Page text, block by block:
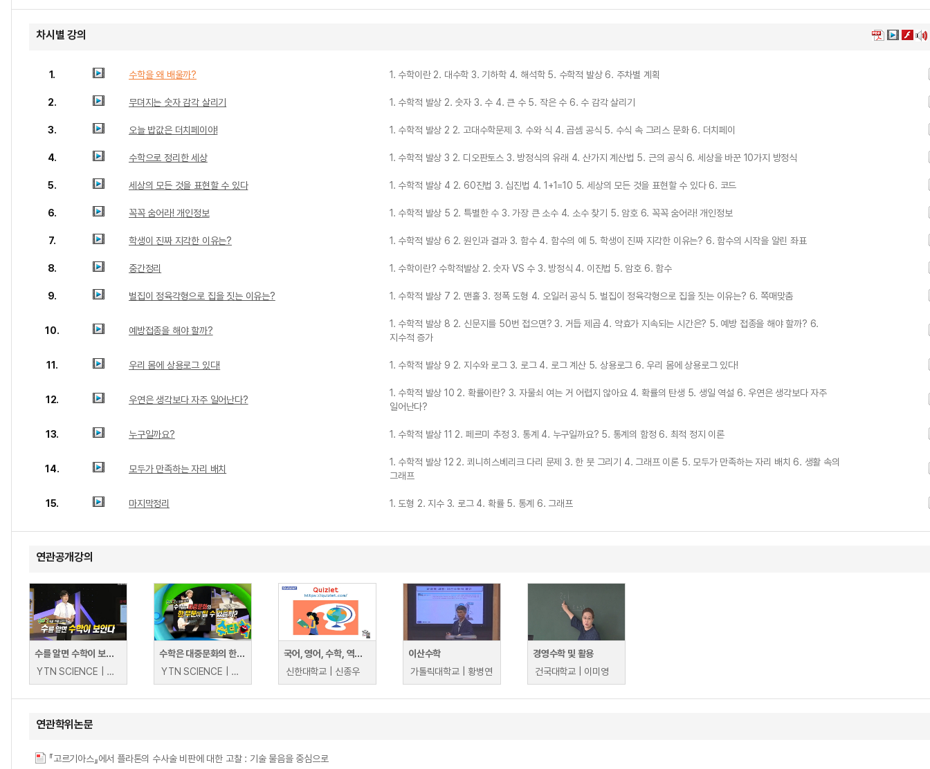
차시별 강의
1. 수학을 왜 배울까? 1. 수학이란 2. 대수학 3. 기하학 4. 해석학 5. 수학적 발상 6. 주차별 계획
2. 무뎌지는 숫자 감각 살리기 1. 수학적 발상 2. 숫자 3. 수 4. 큰 수 5. 작은 수 6. 수 감각 살리기
3. 오늘 밥값은 더치페이야! 1. 수학적 발상 2 2. 고대수학문제 3. 수와 식 4. 곱셈 공식 5. 수식 속 그리스 문화 6. 더치페이
4. 수학으로 정리한 세상 1. 수학적 발상 3 2. 디오판토스 3. 방정식의 유래 4. 산가지 계산법 5. 근의 공식 6. 세상을 바꾼 10가지 방정식
5. 세상의 모든 것을 표현할 수 있다 1. 수학적 발상 4 2. 60진법 3. 십진법 4. 1+1=10 5. 세상의 모든 것을 표현할 수 있다 6. 코드
6. 꼭꼭 숨어라! 개인정보 1. 수학적 발상 5 2. 특별한 수 3. 가장 큰 소수 4. 소수 찾기 5. 암호 6. 꼭꼭 숨어라! 개인정보
7. 학생이 진짜 지각한 이유는? 1. 수학적 발상 6 2. 원인과 결과 3. 함수 4. 함수의 예 5. 학생이 진짜 지각한 이유는? 6. 함수의 시작을 알린 좌표
8. 중간정리 1. 수학이란? 수학적발상 2. 숫자 VS 수 3. 방정식 4. 이진법 5. 암호 6. 함수
9. 벌집이 정육각형으로 집을 짓는 이유는? 1. 수학적 발상 7 2. 맨홀 3. 정폭 도형 4. 오일러 공식 5. 벌집이 정육각형으로 집을 짓는 이유는? 6. 쪽매맞춤
10. 예방접종을 해야 할까?
1. 수학적 발상 8 2. 신문지를 50번 접으면? 3. 거듭 제곱 4. 약효가 지속되는 시간은? 5. 예방 접종을 해야 할까? 6.
지수적 증가
11. 우리 몸에 상용로그 있다! 1. 수학적 발상 9 2. 지수와 로그 3. 로그 4. 로그 계산 5. 상용로그 6. 우리 몸에 상용로그 있다!
12. 우연은 생각보다 자주 일어난다?
1. 수학적 발상 10 2. 확률이란? 3. 자물쇠 여는 거 어렵지 않아요 4. 확률의 탄생 5. 생일 역설 6. 우연은 생각보다 자주
일어난다?
13. 누구일까요? 1. 수학적 발상 11 2. 페르미 추정 3. 통계 4. 누구일까요? 5. 통계의 함정 6. 최적 정지 이론
14. 모두가 만족하는 자리 배치
1. 수학적 발상 12 2. 쾨니히스베리크 다리 문제 3. 한 붓 그리기 4. 그래프 이론 5. 모두가 만족하는 자리 배치 6. 생활 속의
그래프
15. 마지막정리 1. 도형 2. 지수 3. 로그 4. 확률 5. 통계 6. 그래프
연관공개강의
수를 알면 수학이 보인다!
YTN SCIENCE | YTN SCIENCE
수학은 대중문화의 한 부분이 될 수 있을까?
YTN SCIENCE | YTN SCIENCE
국어, 영어, 수학, 역사 등등 각종 분야에 관한 낱말과 단어들을 학습할 수 있는 Quizlet
신한대학교 | 신종우
이산수학
가톨릭대학교 | 황병연
경영수학 및 활용
건국대학교 | 이미영
연관학위논문
『고르기아스』에서 플라톤의 수사술 비판에 대한 고찰 : 기술 물음을 중심으로